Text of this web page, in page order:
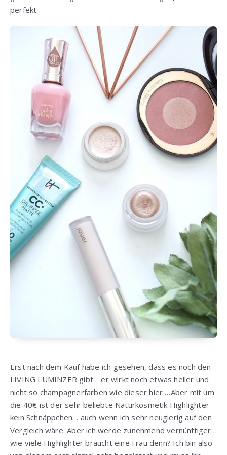
perfekt.
Erst nach dem Kauf habe ich gesehen, dass es noch den
LIVING LUMINZER gibt… er wirkt noch etwas heller und
nicht so champagnerfarben wie dieser hier …Aber mit um
die 40€ ist der sehr beliebte Naturkosmetik Highlighter
kein Schnäppchen… auch wenn ich sehr neugierig auf den
Vergleich wäre. Aber ich werde zunehmend vernünftiger…
wie viele Highlighter braucht eine Frau denn? Ich bin also